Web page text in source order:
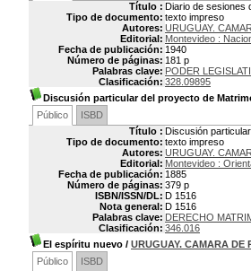
Título : Diario de sesiones
Tipo de documento: texto impreso
Autores: URUGUAY.
Editorial: Montevideo :
Fecha de publicación: 1940
Número de páginas: 181 p
Palabras clave: PODER
Clasificación: 328.09895
Discusión particular del proyecto de
Público
ISBD
Título : Discusión
Tipo de documento: texto impreso
Autores: URUGUAY.
Editorial: Montevideo :
Fecha de publicación: 1885
Número de páginas: 379 p
ISBN/ISSN/DL: D 1516
Nota general: D 1516
Palabras clave: DERECHO
Clasificación: 346.016
El espíritu nuevo / URUGUAY. CAMARA DE
Público
ISBD